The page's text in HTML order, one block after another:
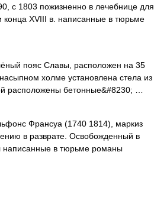
с 1803 пожизненно в лечебнице для
XVIII в. написанные в тюрьме
пояс Славы, расположен на 35
холме установлена стела из
расположены бетонные&#8230; …
Франсуа (1740 1814), маркиз
в разврате. Освобожденный в
написанные в тюрьме романы